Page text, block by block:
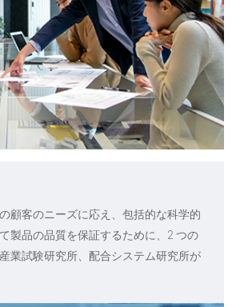
顧客のニーズに応え、包括的な科学的
製品の品質を保証するために、2 つの
業試験研究所、配合システム研究所が